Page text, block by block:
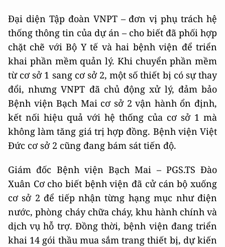
Đại diện Tập đoàn VNPT – đơn vị phụ trách hệ
thống thông tin của dự án – cho biết đã phối hợp
chặt chẽ với Bộ Y tế và hai bệnh viện để triển
khai phần mềm quản lý. Khi chuyển phần mềm
từ cơ sở 1 sang cơ sở 2, một số thiết bị có sự thay
đổi, nhưng VNPT đã chủ động xử lý, đảm bảo
Bệnh viện Bạch Mai cơ sở 2 vận hành ổn định,
kết nối hiệu quả với hệ thống của cơ sở 1 mà
không làm tăng giá trị hợp đồng. Bệnh viện Việt
Đức cơ sở 2 cũng đang bám sát tiến độ.
Giám đốc Bệnh viện Bạch Mai – PGS.TS Đào
Xuân Cơ cho biết bệnh viện đã cử cán bộ xuống
cơ sở 2 để tiếp nhận từng hạng mục như điện
nước, phòng cháy chữa cháy, khu hành chính và
dịch vụ hỗ trợ. Đồng thời, bệnh viện đang triển
khai 14 gói thầu mua sắm trang thiết bị, dự kiến